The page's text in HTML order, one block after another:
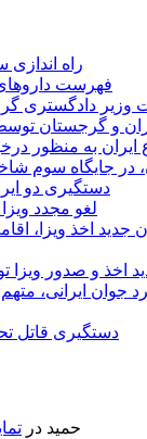
راه
فهرست
وزیر دادگستری
و گرجستان
ایران به منظور
در جایگاه سوم
دستگیری دو
لغو مجدد
اخذ ویزا،
اخذ و صدور
ایرانی، متهم به قتل دختر
دستگیری قاتل
حمید در